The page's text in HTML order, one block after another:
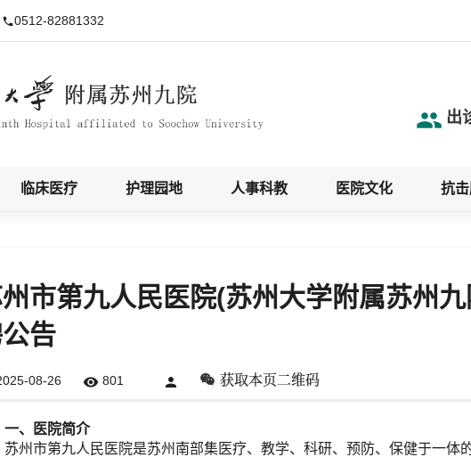
0512-82881332
 出
临床医疗 护理园地 人事科教 医院文化 抗
市第九人民医院(苏州大学附属苏州
告
08-26  801  获取本页二维码
一、医院简介
苏州市第九人民医院是苏州南部集医疗、教学、科研、预防、保健于一体